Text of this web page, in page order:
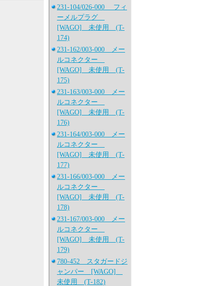
231-104/026-000 フィ
ーメルプラグ
[WAGO] 未使用 (T-
174)
231-162/003-000 メー
ルコネクター
[WAGO] 未使用 (T-
175)
231-163/003-000 メー
ルコネクター
[WAGO] 未使用 (T-
176)
231-164/003-000 メー
ルコネクター
[WAGO] 未使用 (T-
177)
231-166/003-000 メー
ルコネクター
[WAGO] 未使用 (T-
178)
231-167/003-000 メー
ルコネクター
[WAGO] 未使用 (T-
179)
780-452 スタガードジ
ャンパー [WAGO]
未使用 (T-182)